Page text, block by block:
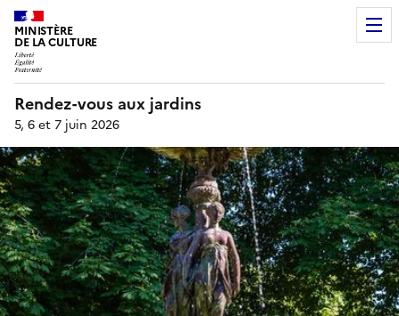
MINISTÈRE
DE LA CULTURE
Rendez-vous aux jardins
5, 6 et 7 juin 2026